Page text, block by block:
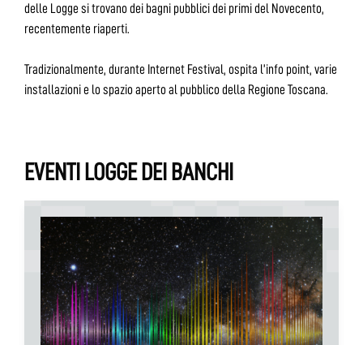
delle Logge si trovano dei bagni pubblici dei primi del Novecento,
recentemente riaperti.
Tradizionalmente, durante Internet Festival, ospita l’info point, varie
installazioni e lo spazio aperto al pubblico della Regione Toscana.
EVENTI LOGGE DEI BANCHI